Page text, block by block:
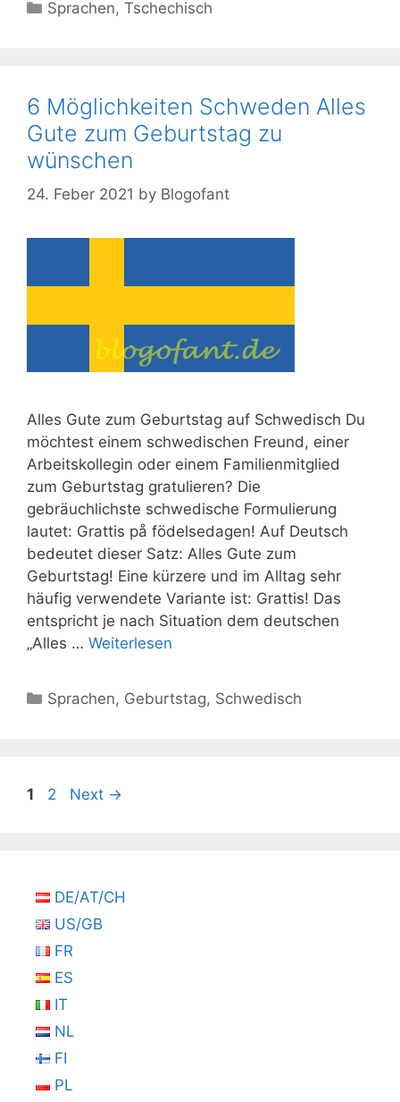
Kategorien
Sprachen,Tschechisch
6 Möglichkeiten Schweden Alles
Gute zum Geburtstag zu
wünschen
24. Feber 2021 by Blogofant
Alles Gute zum Geburtstag auf Schwedisch Du
möchtest einem schwedischen Freund, einer
Arbeitskollegin oder einem Familienmitglied
zum Geburtstag gratulieren? Die
gebräuchlichste schwedische Formulierung
lautet: Grattis på födelsedagen! Auf Deutsch
bedeutet dieser Satz: Alles Gute zum
Geburtstag! Eine kürzere und im Alltag sehr
häufig verwendete Variante ist: Grattis! Das
entspricht je nach Situation dem deutschen
„Alles … Weiterlesen
Kategorien
Sprachen, Geburtstag, Schwedisch
Seite
1 Seite
2 Next →
DE/AT/CH
US/GB
FR
ES
IT
NL
FI
PL